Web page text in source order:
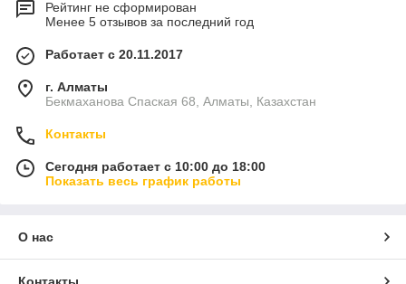
Рейтинг не сформирован
Менее 5 отзывов за последний год
Работает с 20.11.2017
г. Алматы
Бекмаханова Спаская 68, Алматы, Казахстан
Контакты
Сегодня работает с 10:00 до 18:00
Показать весь график работы
О нас